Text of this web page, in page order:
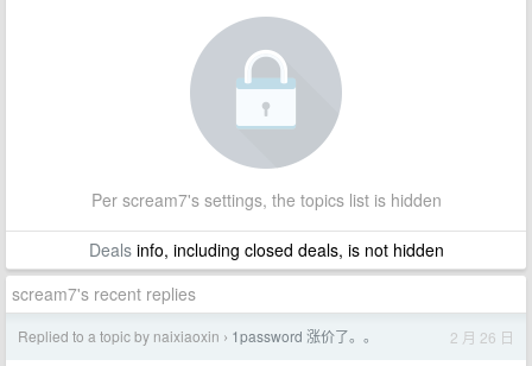
Per scream7's settings, the topics list is hidden
Dealsinfo, including closed deals, is not hidden
scream7's recent replies
Replied to a topic by naixiaoxin › 1password 涨价了。。 2 月 26 日